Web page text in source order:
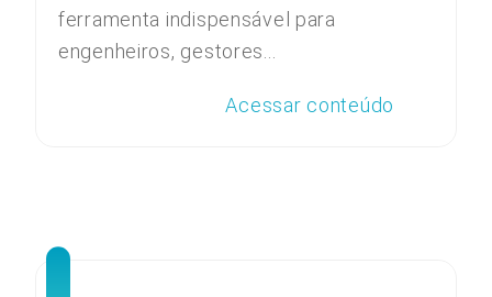
ferramenta indispensável para
engenheiros, gestores...
Acessar conteúdo